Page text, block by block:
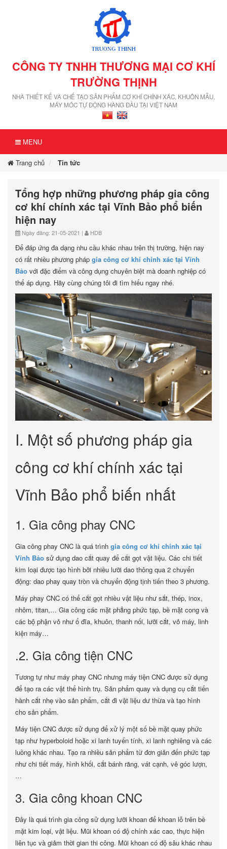
CÔNG TY TNHH THƯƠNG MẠI CƠ KHÍ
TRƯỜNG THỊNH
NHÀ THIẾT KẾ VÀ CHẾ TẠO SẢN PHẨM CƠ KHÍ CHÍNH XÁC, KHUÔN MẪU,
MÁY MÓC TỰ ĐỘNG HÀNG ĐẦU TẠI VIỆT NAM
MENU
Trang chủ Tin tức
Tổng hợp những phương pháp gia công
cơ khí chính xác tại Vĩnh Bảo phổ biến
hiện nay
Ngày đăng: 21-05-2021 | HDB
Để đáp ứng đa dạng nhu cầu khác nhau trên thị trường, hiện nay
có rất nhiều phương pháp gia công cơ khí chính xác tại Vĩnh
Bảo với đặc điểm và công dụng chuyên biệt mà doanh nghiệp có
thể áp dụng. Hãy cùng chúng tôi đi tìm hiểu ngay nhé.
I. Một số phương pháp gia
công cơ khí chính xác tại
Vĩnh Bảo phổ biến nhất
1. Gia công phay CNC
Gia công phay CNC là quá trình gia công cơ khí chính xác tại
Vĩnh Bảo sử dụng dao cắt quay để cắt gọt vật liệu. Các chi tiết
kim loại được tạo hình bởi nhiều lưỡi dao thông qua 2 chuyển
động: dao phay quay tròn và chuyển động tịnh tiến theo 3 phương.
Máy phay CNC có thể cắt gọt nhiều vật liệu như sắt, thép, inox,
nhôm, titan,… Gia công các mặt phẳng phức tạp, bề mặt cong và
các bộ phận vỏ như ổ đĩa, khuôn, thanh nối, lưỡi cắt, vỏ máy, linh
kiện máy…
.2. Gia công tiện CNC
Tương tự như máy phay CNC nhưng máy tiện CNC được sử dụng
để tạo ra các vật thể hình trụ. Sản phẩm quay và dụng cụ cắt tiến
hành cắt nhẹ vào sản phẩm, cắt đi vật liệu dư thừa và tạo hình
cho sản phẩm.
Máy tiện CNC được sử dụng để xử lý một số bề mặt quay phức
tạp như hyperboloid hoặc xi lanh tuyến tính, xi lanh nghiêng và các
luồng khác nhau. Tạo ra nhiều sản phẩm từ đơn giản đến phức tạp
như chi tiết máy, hình khối, cắt bánh răng, vát cạnh, vê góc lượn,
…
3. Gia công khoan CNC
Đây là quá trình gia công sử dụng lưỡi khoan để khoan lỗ trên bề
mặt kim loại, vật liệu. Mũi khoan có độ chính xác cao, thực hiện
liên tục và giảm thời gian thi công. Mũi khoan có độ sâu khác nhau